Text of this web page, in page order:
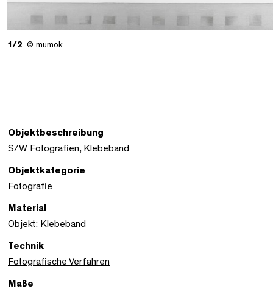
1/2 © mumok
Objektbeschreibung
S/W Fotografien, Klebeband
Objektkategorie
Fotografie
Material
Objekt: Klebeband
Technik
Fotografische Verfahren
Maße